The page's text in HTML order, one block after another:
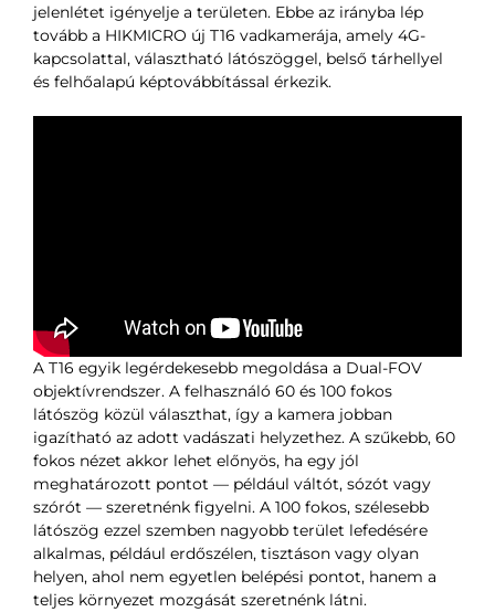
jelenlétet igényelje a területen. Ebbe az irányba lép
tovább a HIKMICRO új T16 vadkamerája, amely 4G-
kapcsolattal, választható látószöggel, belső tárhellyel
és felhőalapú képtovábbítással érkezik.
A T16 egyik legérdekesebb megoldása a Dual-FOV
objektívrendszer. A felhasználó 60 és 100 fokos
látószög közül választhat, így a kamera jobban
igazítható az adott vadászati helyzethez. A szűkebb, 60
fokos nézet akkor lehet előnyös, ha egy jól
meghatározott pontot — például váltót, sózót vagy
szórót — szeretnénk figyelni. A 100 fokos, szélesebb
látószög ezzel szemben nagyobb terület lefedésére
alkalmas, például erdőszélen, tisztáson vagy olyan
helyen, ahol nem egyetlen belépési pontot, hanem a
teljes környezet mozgását szeretnénk látni.